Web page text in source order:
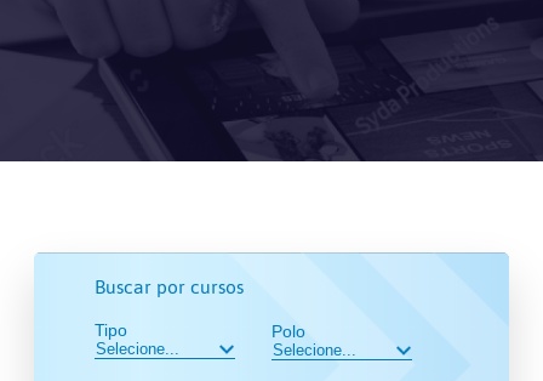
Buscar por cursos
Tipo Polo